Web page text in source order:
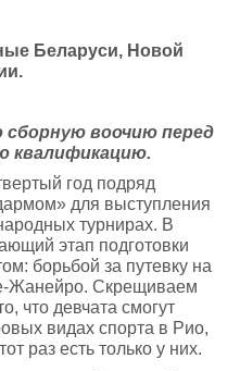
Беларуси, Новой
воочию перед
квалификацию.
год подряд
для выступления
турнирах. В
этап подготовки
борьбой за путевку на
Жанейро. Скрещиваем
что девчата смогут
видах спорта в Рио,
раз есть только у них.